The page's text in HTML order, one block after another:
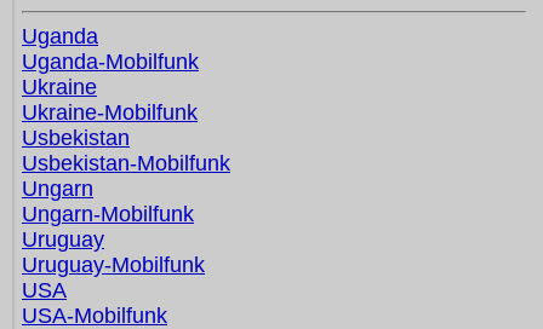
Uganda
Uganda-Mobilfunk
Ukraine
Ukraine-Mobilfunk
Usbekistan
Usbekistan-Mobilfunk
Ungarn
Ungarn-Mobilfunk
Uruguay
Uruguay-Mobilfunk
USA
USA-Mobilfunk